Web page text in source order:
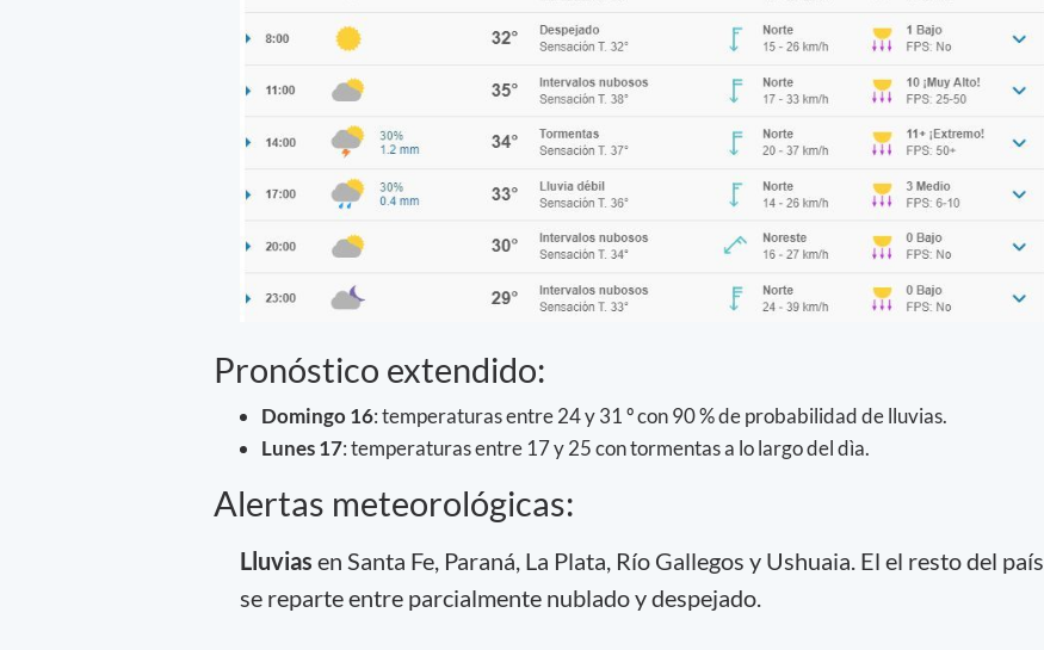
Pronóstico extendido:
Domingo 16: temperaturas entre 24 y 31 º con 90 % de probabilidad de lluvias.
Lunes 17: temperaturas entre 17 y 25 con tormentas a lo largo del dìa.
Alertas meteorológicas:
Lluvias en Santa Fe, Paraná, La Plata, Río Gallegos y Ushuaia. El el resto del país
se reparte entre parcialmente nublado y despejado.